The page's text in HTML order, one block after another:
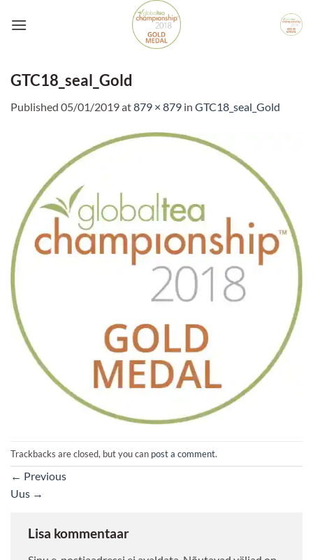
GTC18_seal_Gold
Published 05/01/2019at879 × 879 in GTC18_seal_Gold
Trackbacks are closed, but you can post a comment.
← Previous
Uus →
Lisa kommentaar